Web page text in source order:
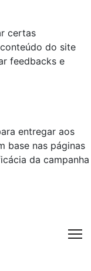
certas
do site
feedbacks e
entregar aos
base nas páginas
da campanha